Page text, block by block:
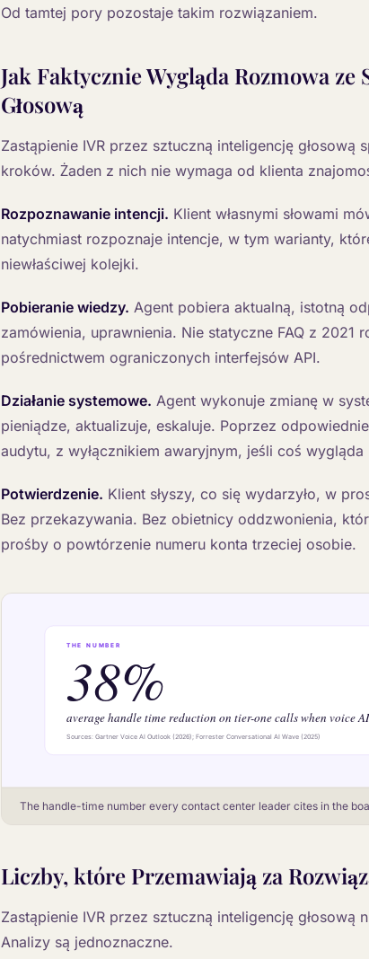
Od tamtej pory pozostaje takim rozwiązaniem.
Jak Faktycznie Wygląda Rozmowa
Głosową
Zastąpienie IVR przez sztuczną inteligencję
kroków. Żaden z nich nie wymaga od klienta
Rozpoznawanie intencji. Klient własnymi słowami
natychmiast rozpoznaje intencje, w tym warianty,
niewłaściwej kolejki.
Pobieranie wiedzy. Agent pobiera aktualną, istotną
zamówienia, uprawnienia. Nie statyczne FAQ z 2021
pośrednictwem ograniczonych interfejsów API.
Działanie systemowe. Agent wykonuje zmianę w
pieniądze, aktualizuje, eskaluje. Poprzez
audytu, z wyłącznikiem awaryjnym, jeśli coś wygląda
Potwierdzenie. Klient słyszy, co się wydarzyło, w
Bez przekazywania. Bez obietnicy oddzwonienia,
prośby o powtórzenie numeru konta trzeciej osobie.
The handle-time number every contact center leader cites in the
Liczby, które Przemawiają za
Zastąpienie IVR przez sztuczną inteligencję głosową
Analizy są jednoznaczne.